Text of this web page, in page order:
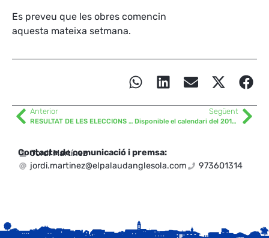
Es preveu que les obres comencin
aquesta mateixa setmana.
Anterior
RESULTAT DE LES ELECCIONS AL PARLAMENT DE CATALUNYA 2017
Següent
Disponible el calendari del 2018 dels serveis de Medi Ambient al Palau d’Anglesola
Contacte de comunicació i premsa:
Jordi Martínez
jordi.martinez@elpalaudanglesola.com
973601314